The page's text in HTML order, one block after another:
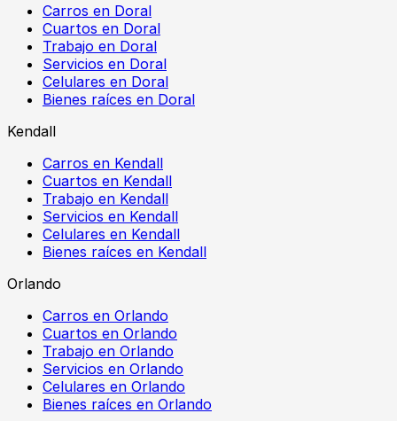
Carros en Doral
Cuartos en Doral
Trabajo en Doral
Servicios en Doral
Celulares en Doral
Bienes raíces en Doral
Kendall
Carros en Kendall
Cuartos en Kendall
Trabajo en Kendall
Servicios en Kendall
Celulares en Kendall
Bienes raíces en Kendall
Orlando
Carros en Orlando
Cuartos en Orlando
Trabajo en Orlando
Servicios en Orlando
Celulares en Orlando
Bienes raíces en Orlando